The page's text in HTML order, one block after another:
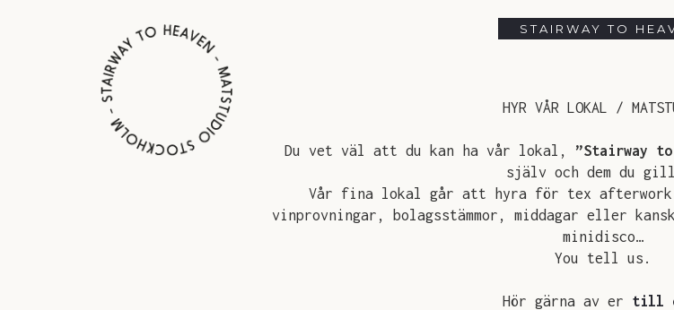
STAIRWAY TO
HYR VÅR LOKAL /
Du vet väl att du kan ha vår lokal, ”Stairway to
själv och dem du
Vår fina lokal går att hyra för tex
vinprovningar, bolagsstämmor, middagar eller
minidisco…
You tell us.
Hör gärna av er till